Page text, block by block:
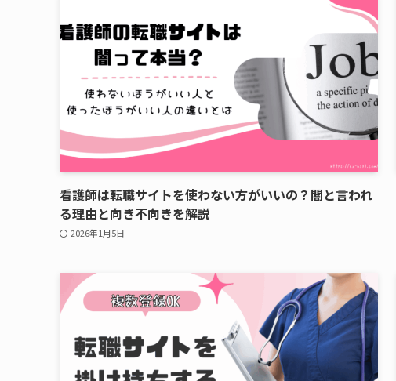
看護師は転職サイトを使わない方がいいの？闇と言われ
る理由と向き不向きを解説
2026年1月5日